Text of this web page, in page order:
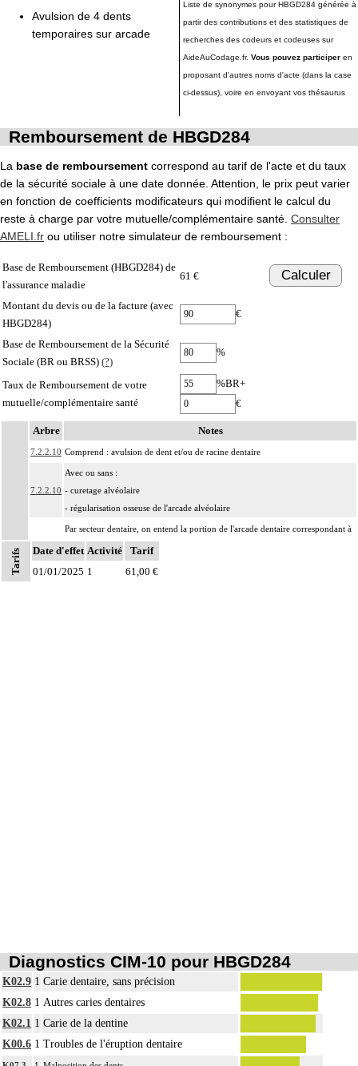
Avulsion de 4 dents
temporaires sur arcade
Liste de synonymes pour HBGD284 générée à
partir des contributions et des statistiques de
recherches des codeurs et codeuses sur
AideAuCodage.fr. Vous pouvez participer en
proposant d'autres noms d'acte (dans la case
ci-dessus), voire en envoyant vos thésaurus
Remboursement de HBGD284
La base de remboursement correspond au tarif de l'acte et du taux
de la sécurité sociale à une date donnée. Attention, le prix peut varier
en fonction de coefficients modificateurs qui modifient le calcul du
reste à charge par votre mutuelle/complémentaire santé. Consulter
AMELI.fr ou utiliser notre simulateur de remboursement :
Base de Remboursement (HBGD284) de
l'assurance maladie
61 € Calculer
Montant du devis ou de la facture (avec
HBGD284)
€
Base de Remboursement de la Sécurité
Sociale (BR ou BRSS) (?)
%
Taux de Remboursement de votre
mutuelle/complémentaire santé
%BR+
€
Notes
Arbre Notes
7.2.2.10 Comprend : avulsion de dent et/ou de racine dentaire
7.2.2.10
Avec ou sans :
- curetage alvéolaire
- régularisation osseuse de l'arcade alvéolaire
7.2.2
Par secteur dentaire, on entend la portion de l'arcade dentaire correspondant à
l'implantation habituelle des dents considérées, que cette portion soit dentée ou
non.
Tarifs Date d'effet Activité
Tarif
01/01/2025 1 61,00 €
Diagnostics CIM-10 pour HBGD284
K02.9 1 Carie dentaire, sans précision
K02.8 1 Autres caries dentaires
K02.1 1 Carie de la dentine
K00.6 1 Troubles de l'éruption dentaire